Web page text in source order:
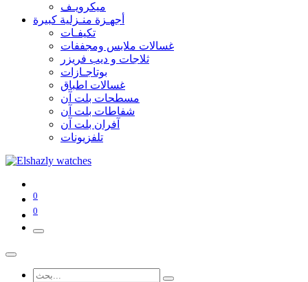
ميكرويـف
أجهـزة منـزلية كبيرة
تكيفـات
غسالات ملابس ومجففات
ثلاجات و ديب فريزر
بوتاجـازات
غسالات اطباق
مسطحات بلت آن
شفاطات بلت آن
آفران بلت آن
تلفزيونات
0
0